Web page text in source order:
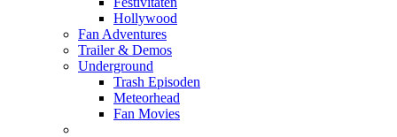
Hollywood
Fan Adventures
Trailer & Demos
Underground
Trash Episoden
Meteorhead
Fan Movies